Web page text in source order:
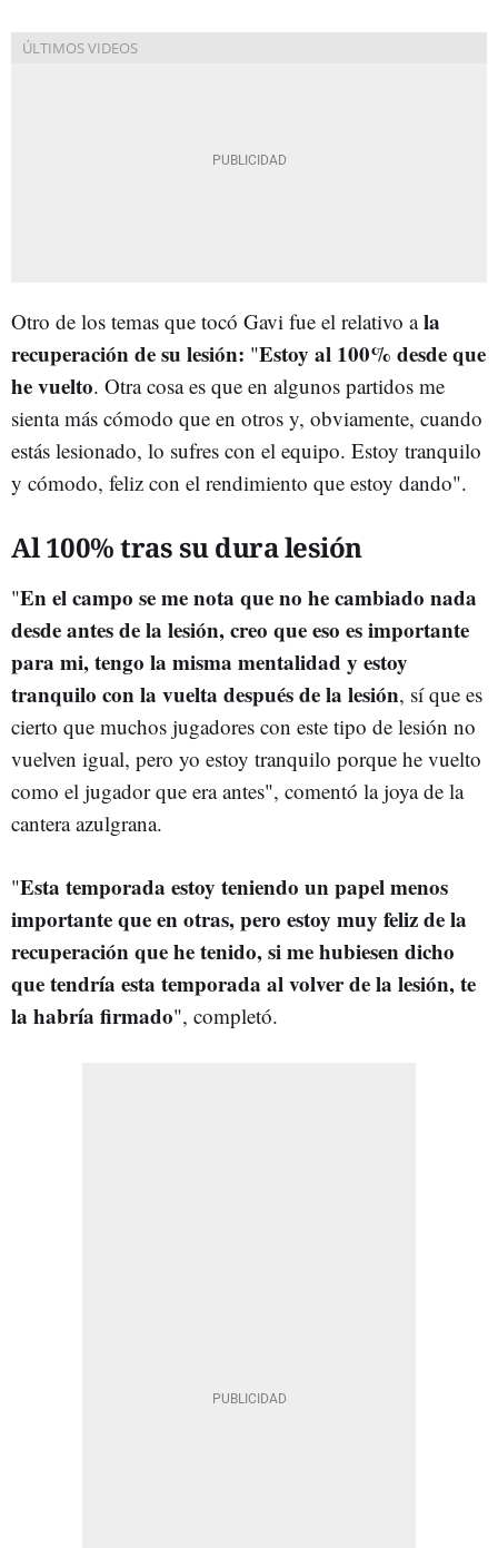
Otro de los temas que tocó Gavi fue el relativo ala
recuperación de su lesión: "Estoy al 100% desde que
he vuelto. Otra cosa es que en algunos partidos me
sienta más cómodo que en otros y, obviamente, cuando
estás lesionado, lo sufres con el equipo. Estoy tranquilo
y cómodo, feliz con el rendimiento que estoy dando".
Al 100% tras su dura lesión
"En el campo se me nota que no he cambiado nada
desde antes de la lesión, creo que eso es importante
para mi, tengo la misma mentalidad y estoy
tranquilo con la vuelta después de la lesión, sí que es
cierto que muchos jugadores con este tipo de lesión no
vuelven igual, pero yo estoy tranquilo porque he vuelto
como el jugador que era antes", comentó la joya de la
cantera azulgrana.
"Esta temporada estoy teniendo un papel menos
importante que en otras, pero estoy muy feliz de la
recuperación que he tenido, si me hubiesen dicho
que tendría esta temporada al volver de la lesión, te
la habría firmado", completó.